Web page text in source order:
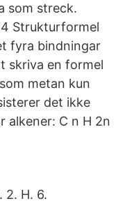
som streck.
Strukturformel
fyra bindningar
skriva en formel
metan kun
det ikke
alkener: C n H 2n
2. H. 6.